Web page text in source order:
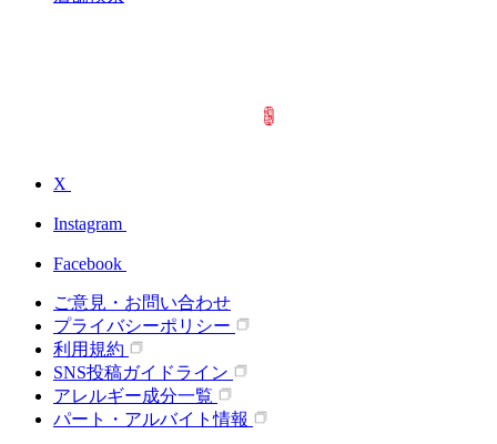
X
Instagram
Facebook
ご意見・お問い合わせ
プライバシーポリシー
利用規約
SNS投稿ガイドライン
アレルギー成分一覧
パート・アルバイト情報